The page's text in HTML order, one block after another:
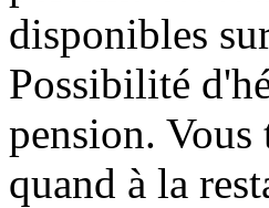
disponibles
Possibilité
pension.
quand à la